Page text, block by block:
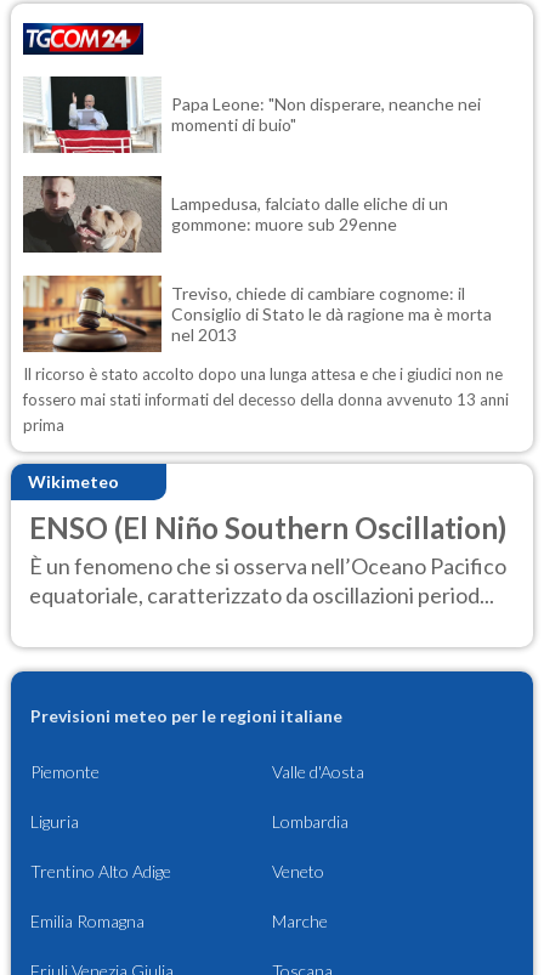
Papa Leone: "Non disperare, neanche nei
momenti di buio"
Lampedusa, falciato dalle eliche di un
gommone: muore sub 29enne
Treviso, chiede di cambiare cognome: il
Consiglio di Stato le dà ragione ma è morta
nel 2013
Il ricorso è stato accolto dopo una lunga attesa e che i giudici non ne
fossero mai stati informati del decesso della donna avvenuto 13 anni
prima
Wikimeteo
ENSO (El Niño Southern Oscillation)
È un fenomeno che si osserva nell’Oceano Pacifico
equatoriale, caratterizzato da oscillazioni period...
Previsioni meteo per le regioni italiane
Piemonte Valle d'Aosta
Liguria Lombardia
Trentino Alto Adige Veneto
Emilia Romagna Marche